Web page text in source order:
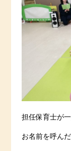
担任保育士が
お名前を呼ん